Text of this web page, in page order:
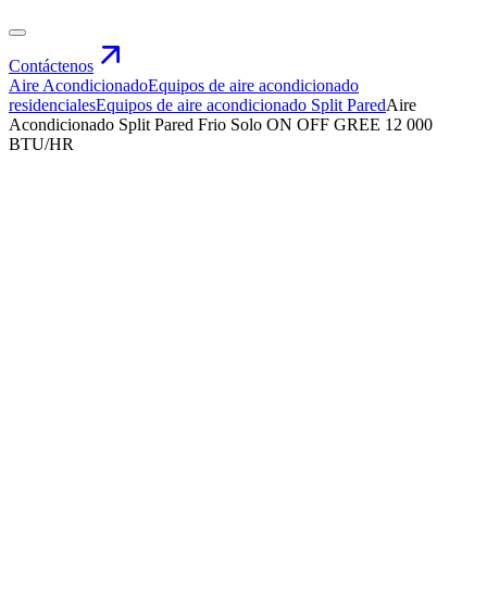
Contáctenos
Aire AcondicionadoEquipos de aire acondicionado
residencialesEquipos de aire acondicionado Split ParedAire
Acondicionado Split Pared Frio Solo ON OFF GREE 12 000
BTU/HR